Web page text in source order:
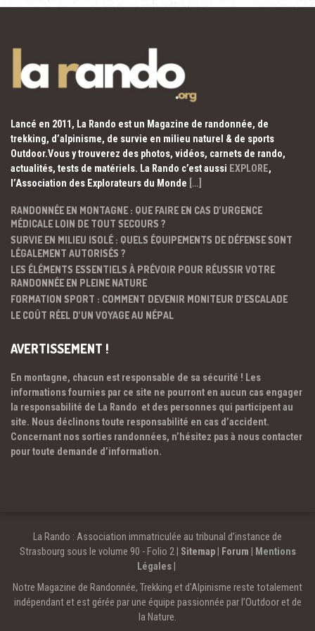
Lancé en 2011, La Rando est un Magazine de randonnée, de
trekking, d’alpinisme, de survie en milieu naturel & de sports
Outdoor.Vous y trouverez des photos, vidéos, carnets de rando,
actualités, tests de matériels. La Rando c’est aussi EXPLORE,
l’Association des Explorateurs du Monde […]
RANDONNÉE EN MONTAGNE : QUE FAIRE EN CAS D’URGENCE
MÉDICALE LOIN DE TOUT SECOURS ?
SURVIE EN MILIEU ISOLÉ : QUELS ÉQUIPEMENTS DE DÉFENSE SONT
LÉGALEMENT AUTORISÉS ?
LES ÉLÉMENTS ESSENTIELS À PRÉVOIR POUR RÉUSSIR VOTRE
RANDONNÉE EN PLEINE NATURE
FORMATION SPORT : COMMENT DEVENIR MONITEUR D’ESCALADE
LE COÛT RÉEL D’UN VOYAGE AU NÉPAL
AVERTISSEMENT !
En montagne, chacun est responsable de sa sécurité ! Les
informations fournies par ce site ne pourront en aucun cas engager
la responsabilité de La Rando et des personnes qui participent au
site. Nous déclinons toute responsabilité en cas d’accident.
Concernant nos sorties randonnées, n’hésitez pas à nous contacter
pour toute demande d’information.
La Rando : Association immatriculée au tribunal d’instance de
Strasbourg sous le volume 90 - Folio 2 | Sitemap| Forum
Mentions
Légales
Notre Magazine de Randonnée, Trekking et d'Alpinisme reste totalement
indépendant et est gérée par une équipe passionnée par l’Outdoor et de
la Nature.